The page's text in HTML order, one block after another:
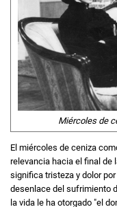
Miércoles de
El miércoles de ceniza
relevancia hacia el final de
significa tristeza y dolor
desenlace del sufrimiento
la vida le ha otorgado "el